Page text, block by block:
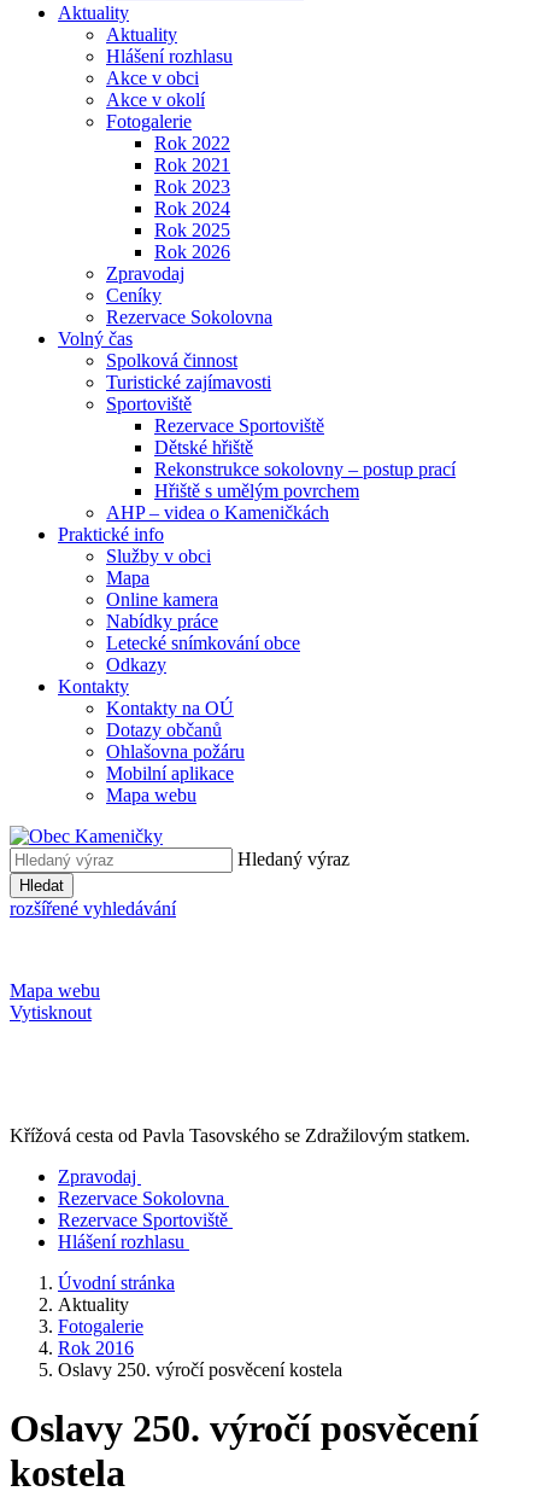
Aktuality
Aktuality
Hlášení rozhlasu
Akce v obci
Akce v okolí
Fotogalerie
Rok 2022
Rok 2021
Rok 2023
Rok 2024
Rok 2025
Rok 2026
Zpravodaj
Ceníky
Rezervace Sokolovna
Volný čas
Spolková činnost
Turistické zajímavosti
Sportoviště
Rezervace Sportoviště
Dětské hřiště
Rekonstrukce sokolovny – postup prací
Hřiště s umělým povrchem
AHP – videa o Kameničkách
Praktické info
Služby v obci
Mapa
Online kamera
Nabídky práce
Letecké snímkování obce
Odkazy
Kontakty
Kontakty na OÚ
Dotazy občanů
Ohlašovna požáru
Mobilní aplikace
Mapa webu
Hledaný výraz
Hledat
rozšířené vyhledávání
Mapa webu
Vytisknout
Křížová cesta od Pavla Tasovského se Zdražilovým statkem.
Zpravodaj
Rezervace Sokolovna
Rezervace Sportoviště
Hlášení rozhlasu
Úvodní stránka
Aktuality
Fotogalerie
Rok 2016
Oslavy 250. výročí posvěcení kostela
Oslavy 250. výročí posvěcení
kostela